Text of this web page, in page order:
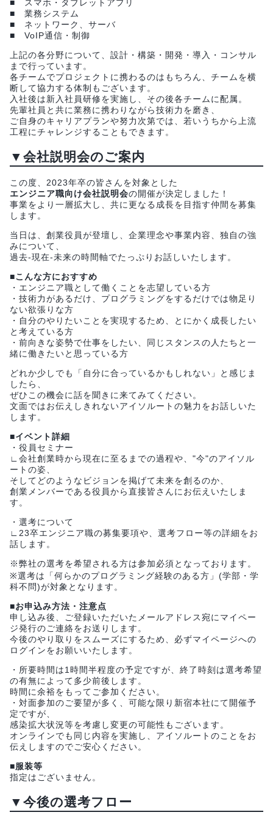
■ スマホ・タブレットアプリ
■ 業務システム
■ ネットワーク、サーバ
■ VoIP通信・制御
上記の各分野について、設計・構築・開発・導入・コンサル
まで行っています。
各チームでプロジェクトに携わるのはもちろん、チームを横
断して協力する体制もございます。
入社後は新入社員研修を実施し、その後各チームに配属。
先輩社員と共に業務に携わりながら技術力を磨き、
ご自身のキャリアプランや努力次第では、若いうちから上流
工程にチャレンジすることもできます。
▼会社説明会のご案内
この度、2023年卒の皆さんを対象とした
エンジニア職向け会社説明会の開催が決定しました！
事業をより一層拡大し、共に更なる成長を目指す仲間を募集
します。
当日は、創業役員が登壇し、企業理念や事業内容、独自の強
みについて、
過去-現在-未来の時間軸でたっぷりお話しいたします。
■こんな方におすすめ
・エンジニア職として働くことを志望している方
・技術力があるだけ、プログラミングをするだけでは物足り
ない欲張りな方
・自分のやりたいことを実現するため、とにかく成長したい
と考えている方
・前向きな姿勢で仕事をしたい、同じスタンスの人たちと一
緒に働きたいと思っている方
どれか少しでも「自分に合っているかもしれない」と感じま
したら、
ぜひこの機会に話を聞きに来てみてください。
文面ではお伝えしきれないアイソルートの魅力をお話しいた
します。
■イベント詳細
・役員セミナー
∟会社創業時から現在に至るまでの過程や、"今"のアイソル
ートの姿、
そしてどのようなビジョンを掲げて未来を創るのか、
創業メンバーである役員から直接皆さんにお伝えいたしま
す。
・選考について
∟23卒エンジニア職の募集要項や、選考フロー等の詳細をお
話します。
※弊社の選考を希望される方は参加必須となっております。
※選考は「何らかのプログラミング経験のある方」(学部・学
科不問)が対象となります。
■お申込み方法・注意点
申し込み後、ご登録いただいたメールアドレス宛にマイペー
ジ発行のご連絡をお送りします。
今後のやり取りをスムーズにするため、必ずマイページへの
ログインをお願いいたします。
・所要時間は1時間半程度の予定ですが、終了時刻は選考希望
の有無によって多少前後します。
時間に余裕をもってご参加ください。
・対面参加のご要望が多く、可能な限り新宿本社にて開催予
定ですが、
感染拡大状況等を考慮し変更の可能性もございます。
オンラインでも同じ内容を実施し、アイソルートのことをお
伝えしますのでご安心ください。
■服装等
指定はございません。
▼今後の選考フロー